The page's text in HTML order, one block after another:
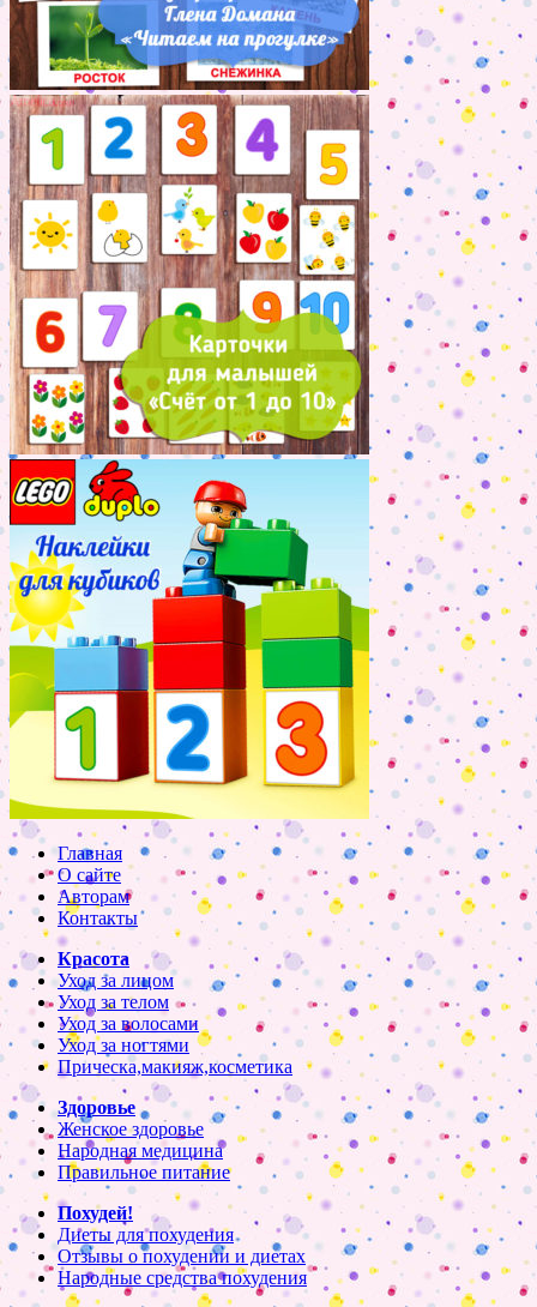
Главная
О сайте
Авторам
Контакты
Красота
Уход за лицом
Уход за телом
Уход за волосами
Уход за ногтями
Прическа,макияж,косметика
Здоровье
Женское здоровье
Народная медицина
Правильное питание
Похудей!
Диеты для похудения
Отзывы о похудении и диетах
Народные средства похудения